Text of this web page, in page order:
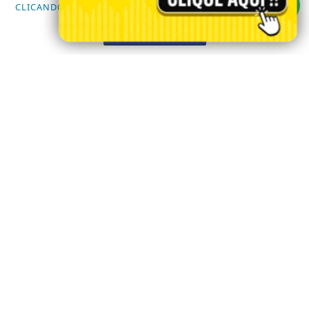
GUARDA CIVIL MUNICIPAL
CLICANDO AQUI